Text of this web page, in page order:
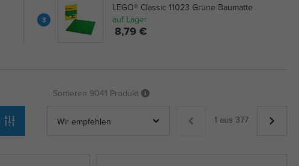
3
LEGO® Classic 11023 Grüne Baumatte
auf Lager
8,79 €
Sortieren 9041 Produkt
1 aus 377